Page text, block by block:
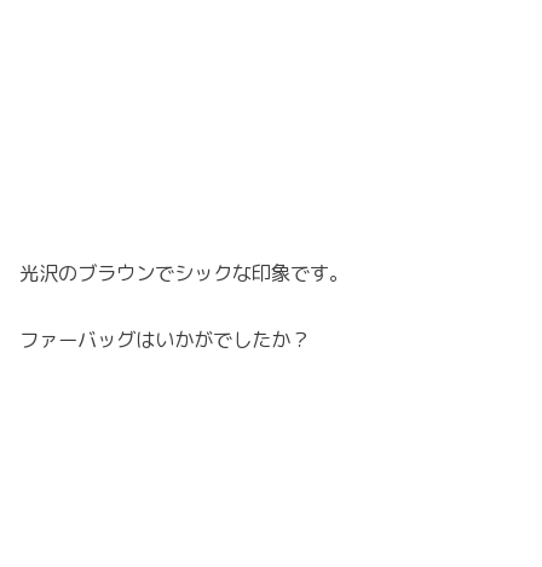
光沢のブラウンでシックな印象です。
ファーバッグはいかがでしたか？